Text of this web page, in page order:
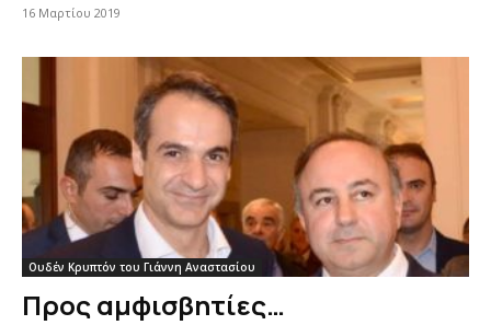
16 Μαρτίου 2019
Ουδέν Κρυπτόν του Γιάννη Αναστασίου
Προς αμφισβητίες…